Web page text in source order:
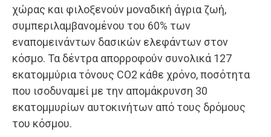
χώρας και φιλοξενούν μοναδική άγρια ζωή,
συμπεριλαμβανομένου του 60% των
εναπομεινάντων δασικών ελεφάντων στον
κόσμο. Τα δέντρα απορροφούν συνολικά 127
εκατομμύρια τόνους CO2 κάθε χρόνο, ποσότητα
που ισοδυναμεί με την απομάκρυνση 30
εκατομμυρίων αυτοκινήτων από τους δρόμους
του κόσμου.